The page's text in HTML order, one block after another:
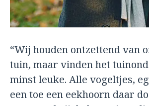
“Wij houden ontzettend van
tuin, maar vinden het
minst leuke. Alle vogeltjes,
een toe een eekhoorn daar